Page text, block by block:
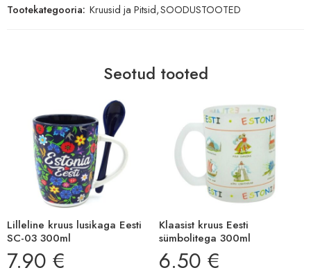
Tootekategooria: Kruusid ja Pitsid,SOODUSTOOTED
Seotud tooted
Lilleline kruus lusikaga Eesti
SC-03 300ml
7.90 €
Klaasist kruus Eesti
sümbolitega 300ml
6.50 €